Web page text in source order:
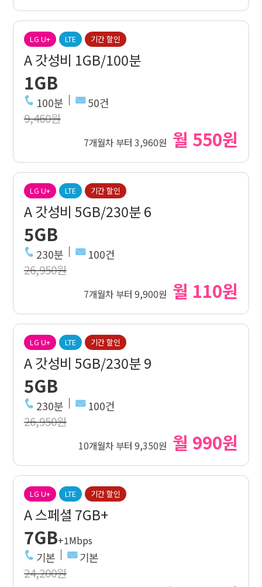
LG U+ LTE 기간 할인
A 갓성비 1GB/100분
1GB
100분 50건
9,460원
7개월차 부터 3,960원 월 550원
LG U+ LTE 기간 할인
A 갓성비 5GB/230분 6
5GB
230분 100건
26,950원
7개월차 부터 9,900원 월 110원
LG U+ LTE 기간 할인
A 갓성비 5GB/230분 9
5GB
230분 100건
26,950원
10개월차 부터 9,350원 월 990원
LG U+ LTE 기간 할인
A 스페셜 7GB+
7GB+1Mbps
기본 기본
24,200원